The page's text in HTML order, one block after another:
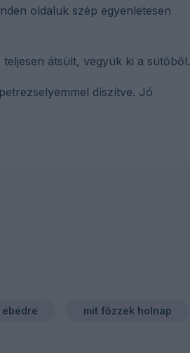
oldaluk szép egyenletesen
átsült, vegyük ki a sütőből.
díszítve. Jó
mit főzzek holnap